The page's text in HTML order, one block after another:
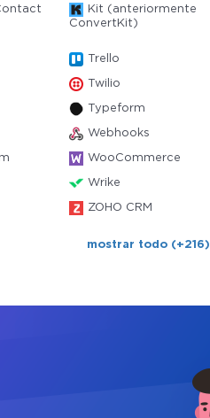
Kit (anteriormente
ConvertKit)
Trello
Twilio
Typeform
Webhooks
WooCommerce
Wrike
ZOHO CRM
mostrar todo (+216)